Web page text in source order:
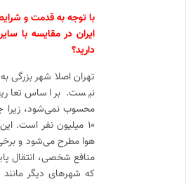
با توجه به قدمت و
ایران در مقایسه با
دارید؟
تهران اصلا شهر بزرگی
نیست. بر اساس
محسوب نمی‌شود، زیرا
۱۰ میلیون نفر است.
هوا مطرح می‌شود و برخی
منافع شخصی، انتقال
که شهرهای دیگر